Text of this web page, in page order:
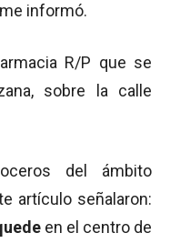
informó.
R/P que se
sobre la calle
del ámbito
artículo señalaron:
en el centro de